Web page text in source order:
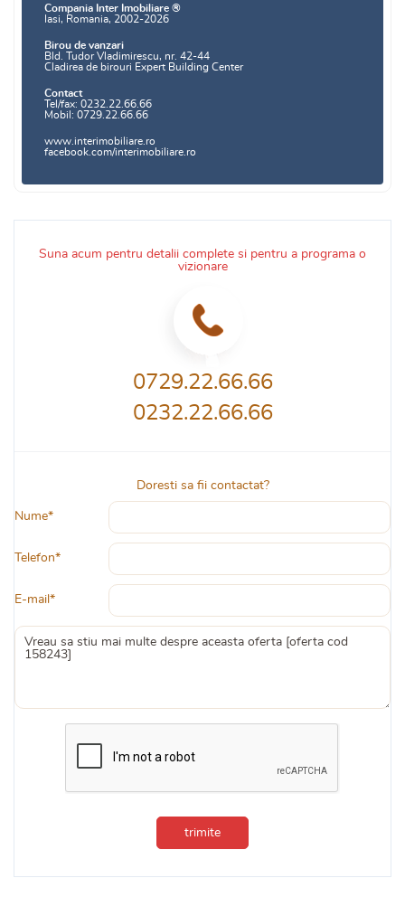
Suna acum pentru detalii complete si pentru a programa o
vizionare
0729.22.66.66
0232.22.66.66
Doresti sa fii contactat?
Nume*
Telefon*
E-mail*
trimite
Compania Inter Imobiliare ®
Iasi, Romania, 2002-2026
Birou de vanzari
Bld. Tudor Vladimirescu, nr. 42-44
Cladirea de birouri Expert Building Center
Contact
Tel/fax: 0232.22.66.66
Mobil: 0729.22.66.66
www.interimobiliare.ro
facebook.com/interimobiliare.ro